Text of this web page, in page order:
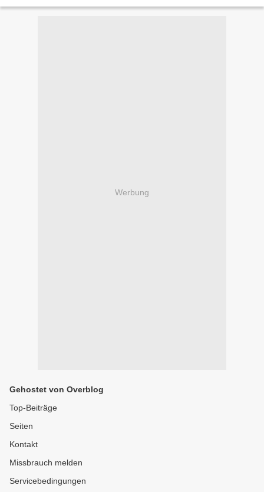
Werbung
Gehostet von Overblog
Top-Beiträge
Seiten
Kontakt
Missbrauch melden
Servicebedingungen